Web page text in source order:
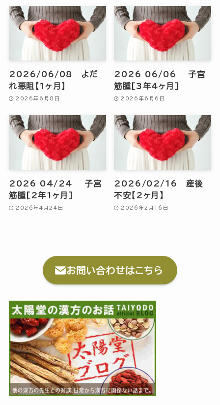
2026/06/08 よだ
れ悪阻【1ヶ月】
2026年6月8日
2026 06/06 子宮
筋腫[3年4ヶ月]
2026年6月6日
2026 04/24 子宮
筋腫[2年1ヶ月]
2026年4月24日
2026/02/16 産後
不安【2ヶ月】
2026年2月16日
お問い合わせはこちら